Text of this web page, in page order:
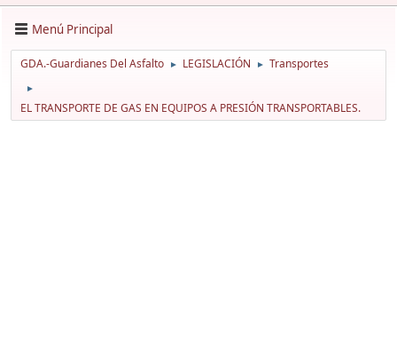
Menú Principal
GDA.-Guardianes Del Asfalto ► LEGISLACIÓN ► Transportes
►
EL TRANSPORTE DE GAS EN EQUIPOS A PRESIÓN TRANSPORTABLES.